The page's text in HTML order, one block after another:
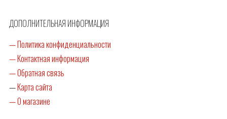
ДОПОЛНИТЕЛЬНАЯ ИНФОРМАЦИЯ
— Политика конфиденциальности
— Контактная информация
— Обратная связь
—Карта сайта
— О магазине